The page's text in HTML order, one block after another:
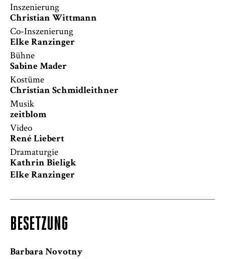
Inszenierung
Christian Wittmann
Co-Inszenierung
Elke Ranzinger
Bühne
Sabine Mader
Kostüme
Christian Schmidleithner
Musik
zeitblom
Video
René Liebert
Dramaturgie
Kathrin Bieligk
Elke Ranzinger
BESETZUNG
Barbara Novotny